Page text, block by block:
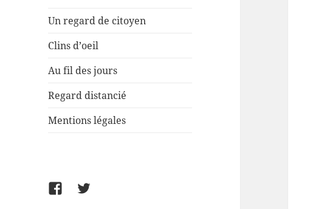
Un regard de citoyen
Clins d’oeil
Au fil des jours
Regard distancié
Mentions légales
FacebookTwitter